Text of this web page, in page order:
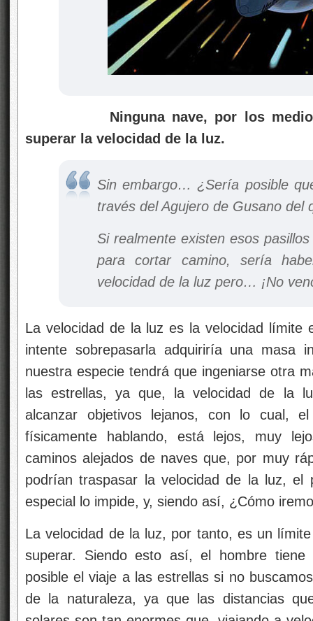
Ninguna nave, por los
superar la velocidad de la luz.
Sin embargo… ¿Sería posible
través del Agujero de Gusano del
Si realmente existen esos
para cortar camino, sería
velocidad de la luz pero… ¡No
La velocidad de la luz es la velocidad límite
intente sobrepasarla adquiriría una masa
nuestra especie tendrá que ingeniarse otra
las estrellas, ya que, la velocidad de la
alcanzar objetivos lejanos, con lo cual,
físicamente hablando, está lejos, muy
caminos alejados de naves que, por muy
podrían traspasar la velocidad de la luz,
especial lo impide, y, siendo así, ¿Cómo
La velocidad de la luz, por tanto, es un
superar. Siendo esto así, el hombre
posible el viaje a las estrellas si no
de la naturaleza, ya que las distancias